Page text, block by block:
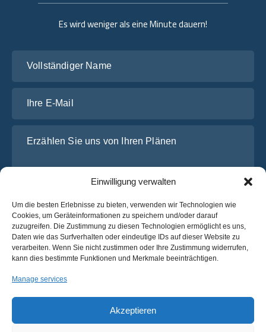
Einwilligung verwalten
Um die besten Erlebnisse zu bieten, verwenden wir Technologien wie
Cookies, um Geräteinformationen zu speichern und/oder darauf
zuzugreifen. Die Zustimmung zu diesen Technologien ermöglicht es uns,
Daten wie das Surfverhalten oder eindeutige IDs auf dieser Website zu
verarbeiten. Wenn Sie nicht zustimmen oder Ihre Zustimmung widerrufen,
kann dies bestimmte Funktionen und Merkmale beeinträchtigen.
Manage services
Akzeptieren
Es wird weniger als eine Minute dauern!
Ich habe dieDatenschutz-Bestimmungenvon OsaBus
Ein Angebot einholen